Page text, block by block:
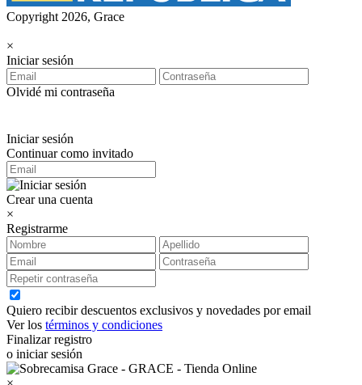
Copyright 2026, Grace
×
Iniciar sesión
Olvidé mi contraseña
Iniciar sesión
Continuar como invitado
Crear una cuenta
×
Registrarme
Quiero recibir descuentos exclusivos y novedades por email
Ver los términos y condiciones
Finalizar registro
o iniciar sesión